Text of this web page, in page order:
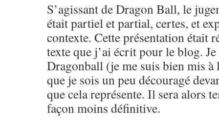
S’agissant de Dragon Ball, le
était partiel et partial, certes, et
contexte. Cette présentation était
texte que j’ai écrit pour le blog.
Dragonball (je me suis bien mis
que je sois un peu découragé
que cela représente. Il sera alors
façon moins définitive.